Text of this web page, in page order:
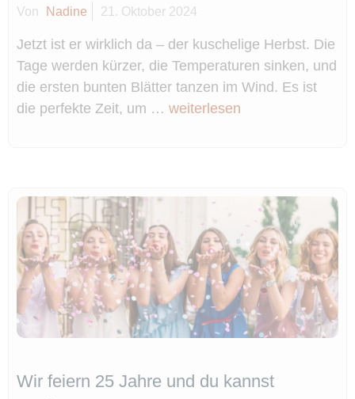
Von Nadine 21. Oktober 2024
Jetzt ist er wirklich da – der kuschelige Herbst. Die
Tage werden kürzer, die Temperaturen sinken, und
die ersten bunten Blätter tanzen im Wind. Es ist
die perfekte Zeit, um … weiterlesen
Wir feiern 25 Jahre und du kannst